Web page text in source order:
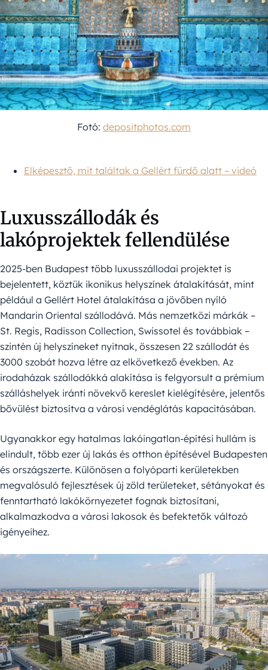
Fotó: depositphotos.com
Elképesztő, mit találtak a Gellért fürdő alatt – videó
Luxusszállodák és
lakóprojektek fellendülése
2025-ben Budapest több luxusszállodai projektet is
bejelentett, köztük ikonikus helyszínek átalakítását, mint
például a Gellért Hotel átalakítása a jövőben nyíló
Mandarin Oriental szállodává. Más nemzetközi márkák –
St. Regis, Radisson Collection, Swissotel és továbbiak –
szintén új helyszíneket nyitnak, összesen 22 szállodát és
3000 szobát hozva létre az elkövetkező években. Az
irodaházak szállodákká alakítása is felgyorsult a prémium
szálláshelyek iránti növekvő kereslet kielégítésére, jelentős
bővülést biztosítva a városi vendéglátás kapacitásában.
Ugyanakkor egy hatalmas lakóingatlan-építési hullám is
elindult, több ezer új lakás és otthon építésével Budapesten
és országszerte. Különösen a folyóparti kerületekben
megvalósuló fejlesztések új zöld területeket, sétányokat és
fenntartható lakókörnyezetet fognak biztosítani,
alkalmazkodva a városi lakosok és befektetők változó
igényeihez.